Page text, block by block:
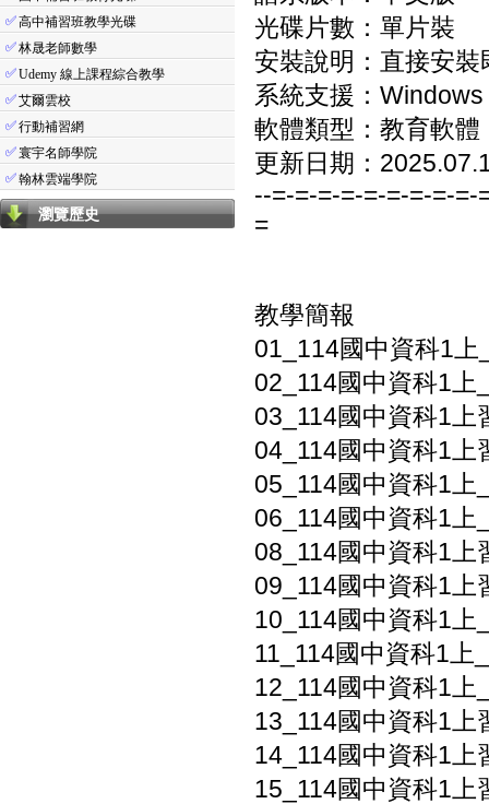
✅高中補習班教學光碟
✅林晟老師數學
✅Udemy 線上課程綜合教學
✅艾爾雲校
✅行動補習網
✅寰宇名師學院
✅翰林雲端學院
瀏覽歷史
光碟片數：單片裝
安裝說明：直接安裝
系統支援：
軟體類型：教育軟體
更新日期：
--=-=-=-=-=-=-=-=-=-
=
教學簡報
01_114國中資科1
02_114國中資科1上
03_114國中資科1上
04_114國中資科1上
05_114國中資科1上
06_114國中資科1上
08_114國中資科1上
09_114國中資科1上
10_114國中資科1上
11_114國中資科1上
12_114國中資科1上
13_114國中資科1上
14_114國中資科1上
15_114國中資科1上